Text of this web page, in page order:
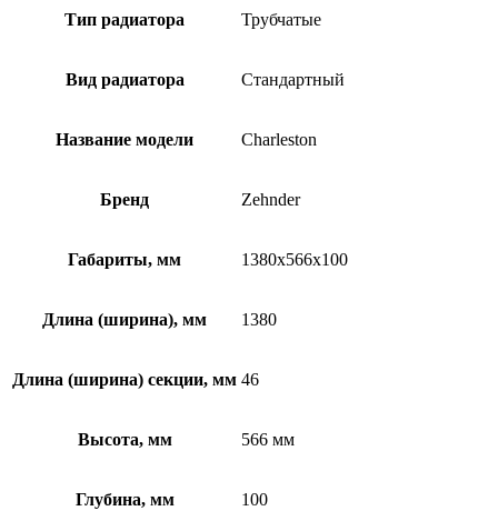
Тип радиатора Трубчатые
Вид радиатора Стандартный
Название модели Charleston
Бренд Zehnder
Габариты, мм 1380x566x100
Длина (ширина), мм 1380
Длина (ширина) секции, мм 46
Высота, мм 566 мм
Глубина, мм 100